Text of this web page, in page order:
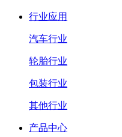
行业应用
汽车行业
轮胎行业
包装行业
其他行业
产品中心